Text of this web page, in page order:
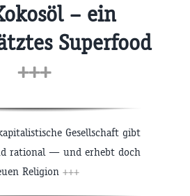
– ein
Superfood
+++
Gesellschaft gibt
rational — und erhebt doch
Religion +++